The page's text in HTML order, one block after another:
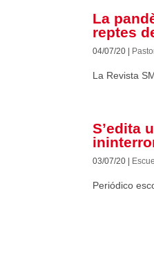
La
reptes
04/07/20
La Revista
S’edita
03/07/20
Periódico